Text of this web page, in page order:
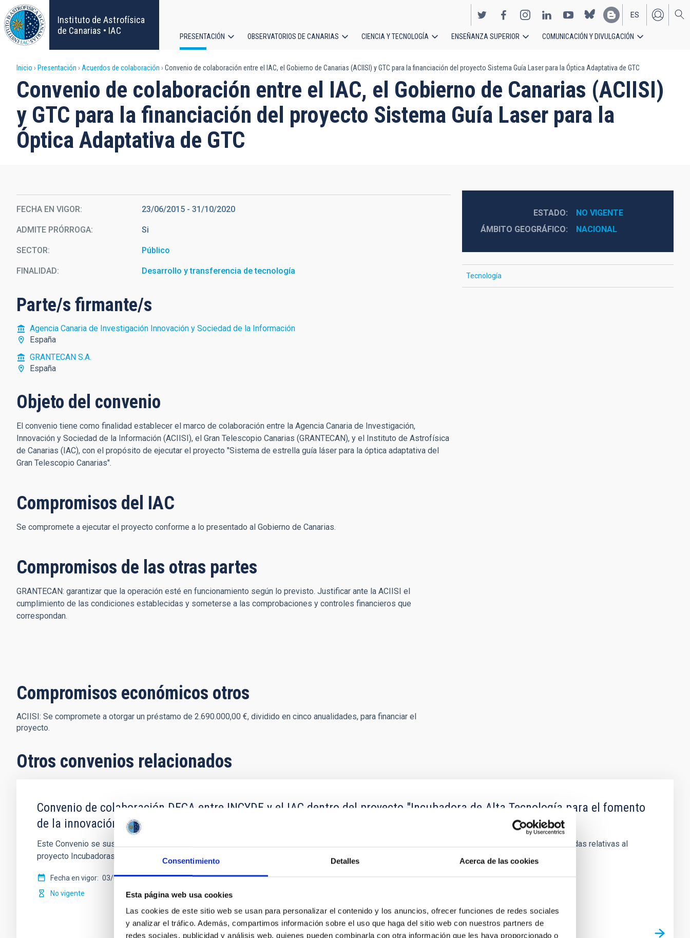
Consentimiento Detalles Acerca de las cookies
Esta página web usa cookies
Las cookies de este sitio web se usan para personalizar el contenido y los anuncios, ofrecer funciones de redes sociales
y analizar el tráfico. Además, compartimos información sobre el uso que haga del sitio web con nuestros partners de
redes sociales, publicidad y análisis web, quienes pueden combinarla con otra información que les haya proporcionado o
Pasar
al
contenido
principal
Instituto de Astrofísica
de Canarias • IAC
EN
ES
Navegación
principal
PRESENTACIÓN OBSERVATORIOS DE CANARIAS CIENCIA Y TECNOLOGÍA ENSEÑANZA SUPERIOR COMUNICACIÓN Y DIVULGACIÓN
Sobrescribir
enlaces
de
ayuda
la
navegación
Inicio Presentación Acuerdos de colaboración Convenio de colaboración entre el IAC, el Gobierno de Canarias (ACIISI) y GTC para la financiación del proyecto Sistema Guía Laser para la Óptica Adaptativa de GTC
Convenio de colaboración entre el IAC, el Gobierno de Canarias (ACIISI)
y GTC para la financiación del proyecto Sistema Guía Laser para la
Óptica Adaptativa de GTC
FECHA EN VIGOR 23/06/2015 -31/10/2020
ADMITE PRÓRROGA Si
SECTOR Público
FINALIDAD Desarrollo y transferencia de tecnología
Parte/s firmante/s
Agencia Canaria de Investigación Innovación y Sociedad de la Información
España
GRANTECAN S.A.
España
Objeto del convenio
El convenio tiene como finalidad establecer el marco de colaboración entre la Agencia Canaria de Investigación,
Innovación y Sociedad de la Información (ACIISI), el Gran Telescopio Canarias (GRANTECAN), y el Instituto de Astrofísica
de Canarias (IAC), con el propósito de ejecutar el proyecto "Sistema de estrella guía láser para la óptica adaptativa del
Gran Telescopio Canarias".
Compromisos del IAC
Se compromete a ejecutar el proyecto conforme a lo presentado al Gobierno de Canarias.
Compromisos de las otras partes
GRANTECAN: garantizar que la operación esté en funcionamiento según lo previsto. Justificar ante la ACIISI el
cumplimiento de las condiciones establecidas y someterse a las comprobaciones y controles financieros que
correspondan.
Compromisos económicos otros
ACIISI: Se compromete a otorgar un préstamo de 2.690.000,00 €, dividido en cinco anualidades, para financiar el
proyecto.
ESTADO
NO VIGENTE
ÁMBITO GEOGRÁFICO
NACIONAL
Tecnología
Otros convenios relacionados
Convenio de colaboración DECA entre INCYDE y el IAC dentro del proyecto "Incubadora de Alta Tecnología para el fomento
de la innovación y la transferencia de la tecnología a las MICROPYMES"
Este Convenio se suscribe entre ambas partes en cumplimiento de la Cláusula Vigesimotercera de la Convocatoria reguladora de la Concesión de ayudas relativas al
proyecto Incubadoras de Alta Tecnología
Fecha en vigor 03/07/2018-31/12/2023
No vigente